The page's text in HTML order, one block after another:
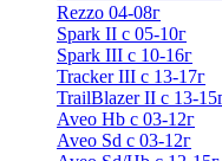
Rezzo 04-08г
Spark II с 05-10г
Spark III с 10-16г
Tracker III с 13-17г
TrailBlazer II с 13-
Aveo Hb с 03-12г
Aveo Sd с 03-12г